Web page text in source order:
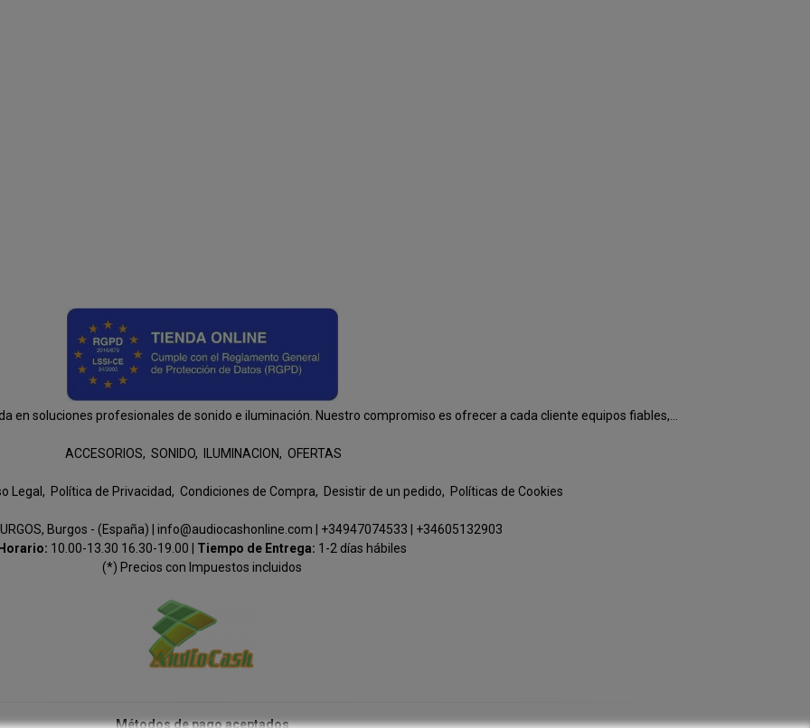
en soluciones profesionales de sonido e iluminación. Nuestro compromiso es ofrecer a cada cliente equipos fiables,...
ACCESORIOS SONIDO ILUMINACION OFERTAS
Legal Política de Privacidad Condiciones de Compra Desistir de un pedido Políticas de Cookies
Burgos - (España) | info@audiocashonline.com | +34947074533
+34605132903
Horario: 10.00-13.30 16.30-19.00 | Tiempo de Entrega: 1-2 días hábiles
(*) Precios con Impuestos incluidos
Métodos de pago aceptados